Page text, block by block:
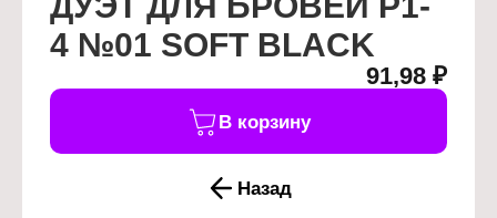
4 №01 SOFT BLACK
91,98 ₽
Назад
В корзину